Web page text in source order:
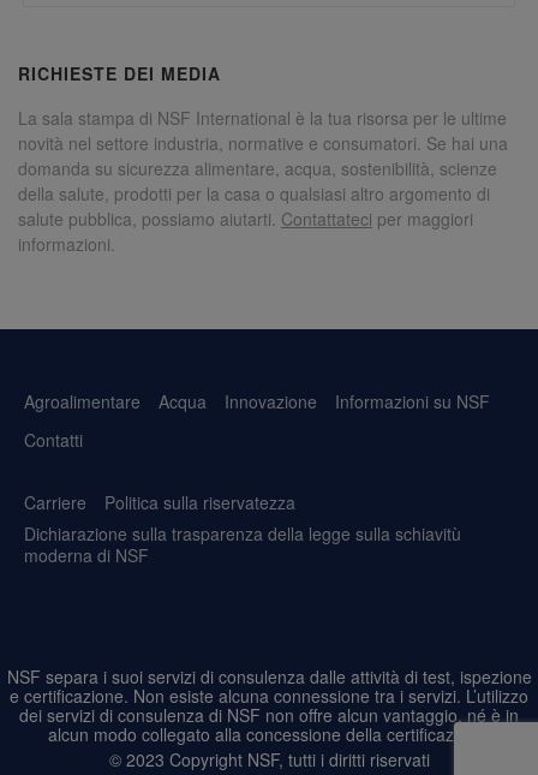
RICHIESTE DEI MEDIA
La sala stampa di NSF International è la tua risorsa per le ultime
novità nel settore industria, normative e consumatori. Se hai una
domanda su sicurezza alimentare, acqua, sostenibilità, scienze
della salute, prodotti per la casa o qualsiasi altro argomento di
salute pubblica, possiamo aiutarti. Contattateci per maggiori
informazioni.
Agroalimentare Acqua Innovazione
Informazioni su NSF
Contatti
Carriere
Politica sulla riservatezza
Dichiarazione sulla trasparenza della legge sulla schiavitù
moderna di NSF
NSF separa i suoi servizi di consulenza dalle attività di test, ispezione
e certificazione. Non esiste alcuna connessione tra i servizi. L’utilizzo
dei servizi di consulenza di NSF non offre alcun vantaggio, né è in
alcun modo collegato alla concessione della certificazione.
© 2023 Copyright NSF, tutti i diritti riservati